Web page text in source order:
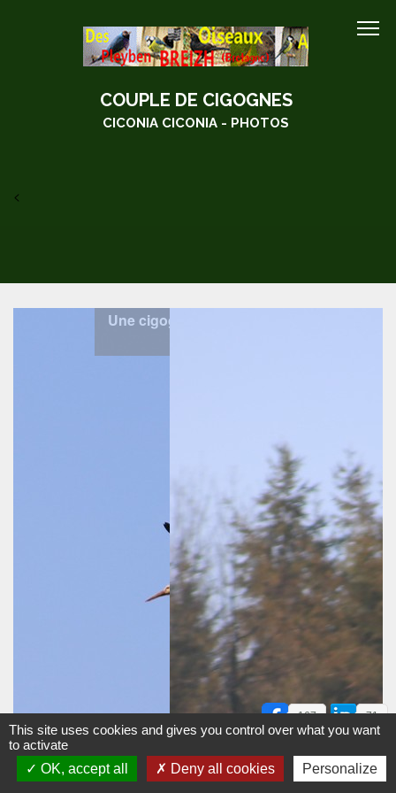
COUPLE DE CIGOGNES
CICONIA CICONIA - PHOTOS
<
167 71
Une cigogne en vol près du lieu de leur
This site uses cookies and gives you control over what you want
to activate
OK, accept all
Deny all cookies Personalize